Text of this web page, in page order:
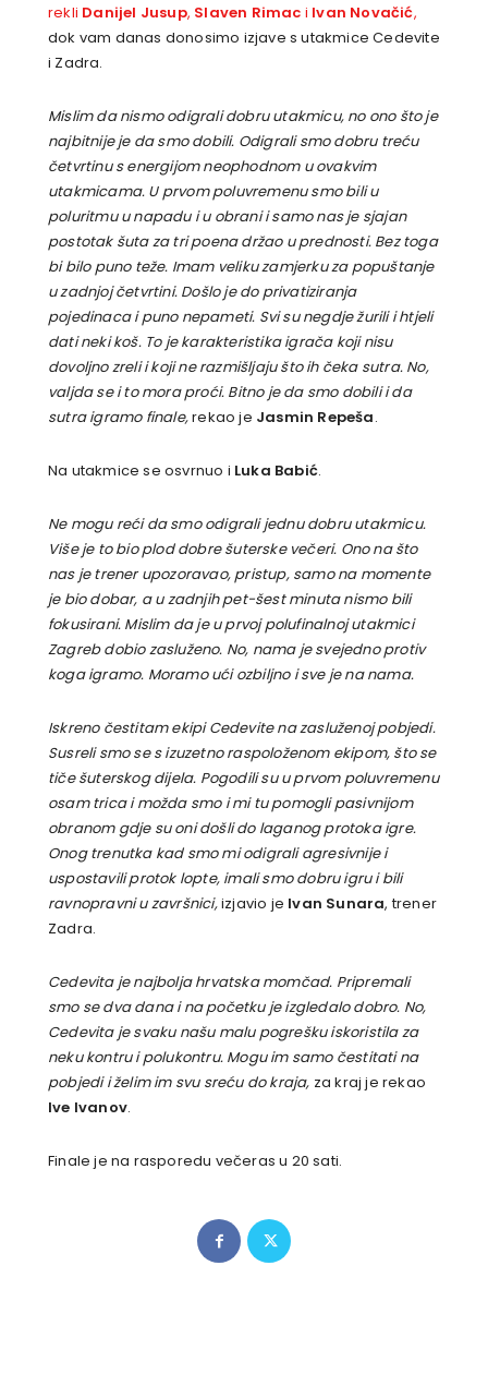
rekli Danijel Jusup, Slaven Rimac i Ivan Novačić,
dok vam danas donosimo izjave s utakmice Cedevite
i Zadra.
Mislim da nismo odigrali dobru utakmicu, no ono što je
najbitnije je da smo dobili. Odigrali smo dobru treću
četvrtinu s energijom neophodnom u ovakvim
utakmicama. U prvom poluvremenu smo bili u
poluritmu u napadu i u obrani i samo nas je sjajan
postotak šuta za tri poena držao u prednosti. Bez toga
bi bilo puno teže. Imam veliku zamjerku za popuštanje
u zadnjoj četvrtini. Došlo je do privatiziranja
pojedinaca i puno nepameti. Svi su negdje žurili i htjeli
dati neki koš. To je karakteristika igrača koji nisu
dovoljno zreli i koji ne razmišljaju što ih čeka sutra. No,
valjda se i to mora proći. Bitno je da smo dobili i da
sutra igramo finale,rekao je Jasmin Repeša.
Na utakmice se osvrnuo i Luka Babić.
Ne mogu reći da smo odigrali jednu dobru utakmicu.
Više je to bio plod dobre šuterske večeri. Ono na što
nas je trener upozoravao, pristup, samo na momente
je bio dobar, a u zadnjih pet-šest minuta nismo bili
fokusirani. Mislim da je u prvoj polufinalnoj utakmici
Zagreb dobio zasluženo. No, nama je svejedno protiv
koga igramo. Moramo ući ozbiljno i sve je na nama.
Iskreno čestitam ekipi Cedevite na zasluženoj pobjedi.
Susreli smo se s izuzetno raspoloženom ekipom, što se
tiče šuterskog dijela. Pogodili su u prvom poluvremenu
osam trica i možda smo i mi tu pomogli pasivnijom
obranom gdje su oni došli do laganog protoka igre.
Onog trenutka kad smo mi odigrali agresivnije i
uspostavili protok lopte, imali smo dobru igru i bili
ravnopravni u završnici,izjavio je Ivan Sunara, trener
Zadra.
Cedevita je najbolja hrvatska momčad. Pripremali
smo se dva dana i na početku je izgledalo dobro. No,
Cedevita je svaku našu malu pogrešku iskoristila za
neku kontru i polukontru. Mogu im samo čestitati na
pobjedi i želim im svu sreću do kraja, za kraj je rekao
Ive Ivanov.
Finale je na rasporedu večeras u 20 sati.